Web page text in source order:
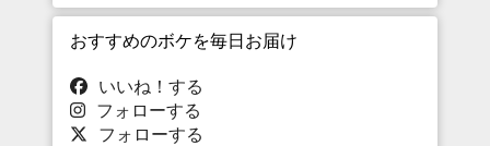
おすすめのボケを毎日お届け
いいね！する
フォローする
フォローする